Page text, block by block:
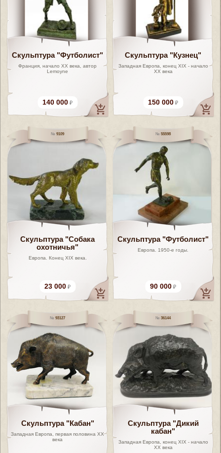
Скульптура "Футболист"
Франция, начало XX века, автор
Lemoyne
140 000
Скульптура "Кузнец"
Западная Европа, конец XIX - начало
ХХ века
150 000
9109
Скульптура "Собака
охотничья"
Европа. Конец XIX века.
23 000
55598
Скульптура "Футболист"
Европа. 1950-е годы.
90 000
93127
Скульптура "Кабан"
Западная Европа, первая половина XX
века
36144
Скульптура "Дикий
кабан"
Западная Европа, конец XIX - начало
XX века